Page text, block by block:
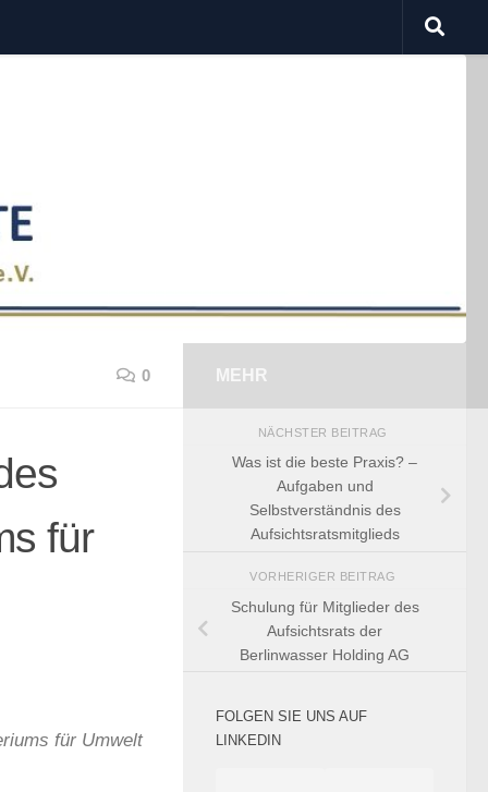
0
für
für Umwelt
MEHR
NÄCHSTER BEITRAG
Was ist die beste Praxis? –
Aufgaben und
Selbstverständnis des
Aufsichtsratsmitglieds
VORHERIGER BEITRAG
Schulung für Mitglieder des
Aufsichtsrats der
Berlinwasser Holding AG
FOLGEN SIE UNS AUF
LINKEDIN